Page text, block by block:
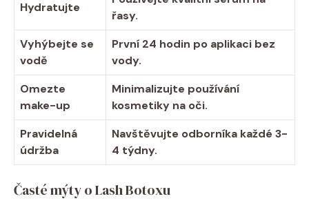
Hydratujte
řasy.
Vyhýbejte se
vodě
První 24 hodin po aplikaci bez
vody.
Omezte
make-up
Minimalizujte používání
kosmetiky na oči.
Pravidelná
údržba
Navštěvujte odborníka každé 3-
4 týdny.
Časté mýty o Lash Botoxu